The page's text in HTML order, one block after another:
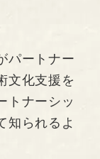
パートナー
文化支援を
トナーシッ
知られるよ